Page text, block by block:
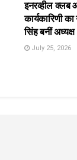
इनरव्हील क्लब
कार्यकारिणी
सिंह बनीं अध्यक्ष
July 25, 2026